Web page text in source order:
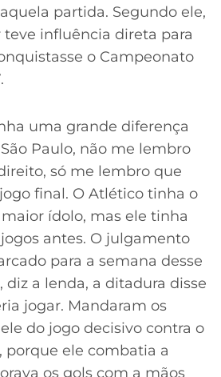
partida. Segundo ele,
influência direta para
o Campeonato
uma grande diferença
Paulo, não me lembro
só me lembro que
final. O Atlético tinha o
ídolo, mas ele tinha
antes. O julgamento
para a semana desse
diz a lenda, a ditadura disse
jogar. Mandaram os
do jogo decisivo contra o
porque ele combatia a
os gols com a mãos